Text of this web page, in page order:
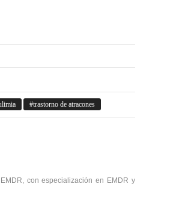
trastorno de atracones
con especialización en EMDR y